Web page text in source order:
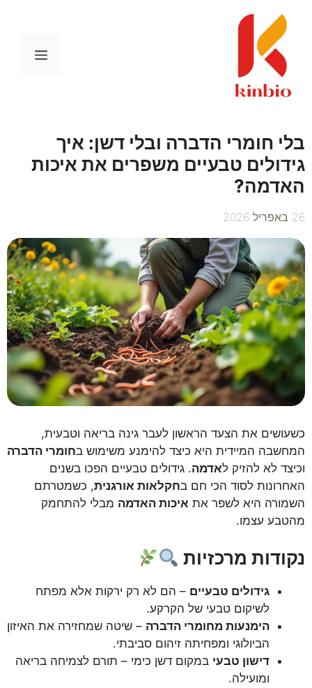
לתוכן
תפריט
בלי חומרי הדברה ובלי דשן: איך
גידולים טבעיים משפרים את איכות
האדמה?
26 באפריל 2026
כשעושים את הצעד הראשון לעבר גינה בריאה וטבעית,
המחשבה המיידית היא כיצד להימנע משימוש בחומרי הדברה
וכיצד לא להזיק לאדמה. גידולים טבעיים הפכו בשנים
האחרונות לסוד הכי חם בחקלאות אורגנית, כשמטרתם
השמורה היא לשפר את איכות האדמה מבלי להתחמק
מהטבע עצמו.
נקודות מרכזיות
גידולים טבעיים – הם לא רק ירקות אלא מפתח
לשיקום טבעי של הקרקע.
הימנעות מחומרי הדברה – שיטה שמחזירה את האיזון
הביולוגי ומפחיתה זיהום סביבתי.
דישון טבעי במקום דשן כימי – תורם לצמיחה בריאה
ומועילה.